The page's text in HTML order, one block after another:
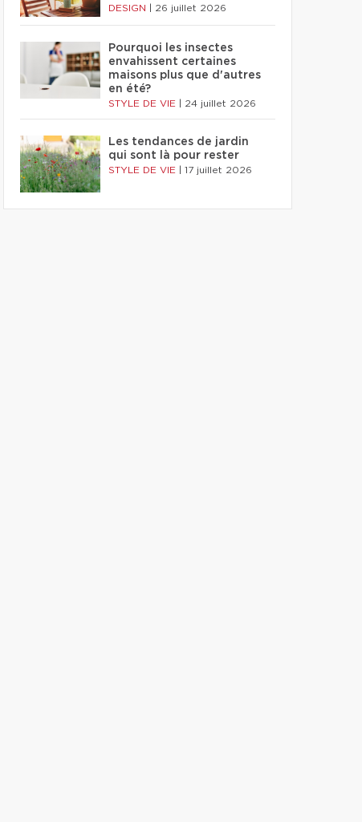
DESIGN 26 juillet 2026
Pourquoi les insectes
envahissent certaines
maisons plus que d'autres
en été?
STYLE DE VIE 24 juillet 2026
Les tendances de jardin
qui sont là pour rester
STYLE DE VIE 17 juillet 2026